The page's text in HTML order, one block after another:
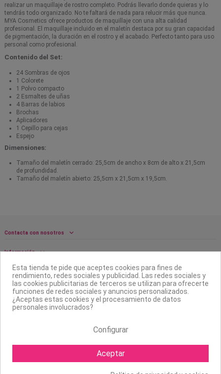
realizar un maquillaje de rostro completo. Podrás llevarlo donde quieras y lo
tendrás todo organizado. No te faltará de nada para relucir más que nunca.
MYA Cosmetics ofrece productos de maquillaje con una alta calidad
profesional. El maquillaje incluido en el maletín destaca por su gran capacidad
de pigmentación, la duración en el rostro y el acabado. Perfecto tanto para uso
personal como profesional.
Contenido del Set:
24 Sombras de ojos
1 Colorete
1 Polvo compacto
2 Esmaltes de uñas
4 Barras de labios
Brochas
Aplicadores
1 Cepillo para cejas
Espejo
Dimensiones:
Tamaño del maletín cerrado: 25,5cm de ancho x 8cm de alto x 21,5cm
de profundidad.
Tamaño del maletín abierto: 25,5cm x 21,5cm x 19,5cm.
Contacta con nosotros
Información
Legal
Sobre nosotros
Síguenos
Esta tienda te pide que aceptes cookies para fines de
rendimiento, redes sociales y publicidad. Las redes sociales y
las cookies publicitarias de terceros se utilizan para ofrecerte
funciones de redes sociales y anuncios personalizados.
¿Aceptas estas cookies y el procesamiento de datos
personales involucrados?
Configurar
Aceptar